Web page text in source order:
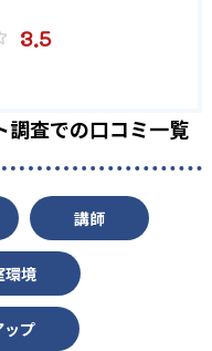
大学 -
大学 -
屋市立大学 -
大学
-
3.5
調査での口コミ一覧
講師
環境
ップ